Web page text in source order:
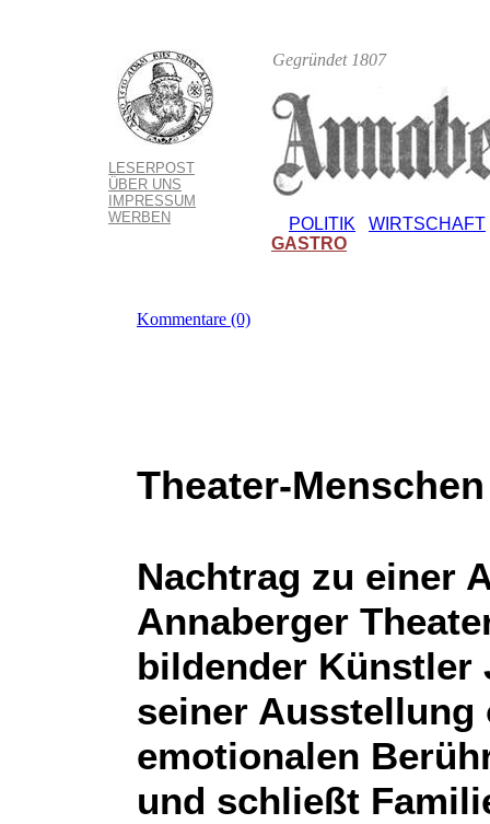
LESERPOST
ÜBER UNS
IMPRESSUM
WERBEN
Gegründet 1807
POLITIK
WIRTSCHAFT
GASTRO
Kommentare (0)
Theater-Menschen
Nachtrag zu einer
Annaberger
bildender Künstler
seiner Ausstellung
emotionalen
und schließt